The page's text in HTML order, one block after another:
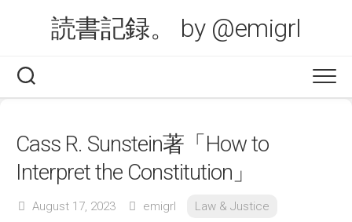
読書記録。 by @emigrl
Cass R. Sunstein著「How to
Interpret the Constitution」
August 17, 2023 emigrl Law & Justice